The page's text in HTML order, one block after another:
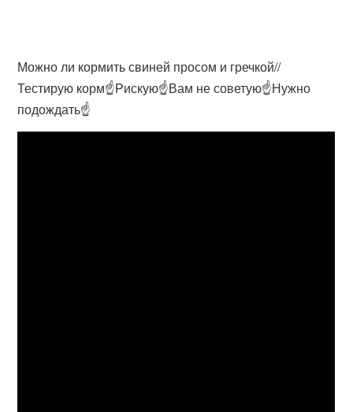
Можно ли кормить свиней просом и гречкой//
Тестирую корм☝️Рискую☝️Вам не советую☝️Нужно
подождать☝️